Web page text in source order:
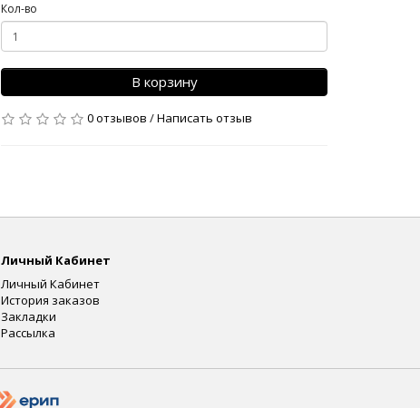
Кол-во
В корзину
0 отзывов /Написать отзыв
Личный Кабинет
Личный Кабинет
История заказов
Закладки
Рассылка